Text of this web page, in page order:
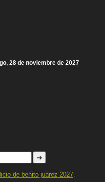
28 de noviembre de 2027
➜
de benito juárez 2027.